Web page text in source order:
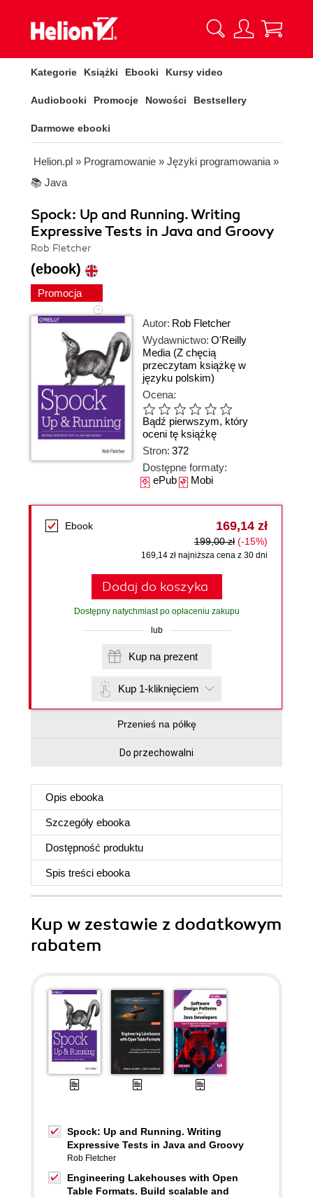
Kategorie Książki Ebooki Kursy video
Audiobooki Promocje Nowości Bestsellery
Darmowe ebooki
Helion.pl » Programowanie » Języki programowania »
📚 Java
Spock: Up and Running. Writing
Expressive Tests in Java and Groovy
Rob Fletcher
(ebook)
Promocja
Autor: Rob Fletcher
Wydawnictwo: O'Reilly
Media (Z chęcią
przeczytam książkę w
języku polskim)
Ocena:
Bądź pierwszym, który
oceni tę książkę
Stron: 372
Dostępne formaty:
ePubMobi
Ebook 169,14 zł
199,00 zł (-15%)
169,14 zł najniższa cena z 30 dni
Dodaj do koszyka
Dostępny natychmiast po opłaceniu zakupu
lub
Kup na prezent
Kup 1-kliknięciem
Przenieś na półkę
Do przechowalni
Opis ebooka
Szczegóły ebooka
Dostępność produktu
Spis treści ebooka
Kup w zestawie z dodatkowym
rabatem
Spock: Up and Running. Writing
Expressive Tests in Java and Groovy
Rob Fletcher
Engineering Lakehouses with Open
Table Formats. Build scalable and